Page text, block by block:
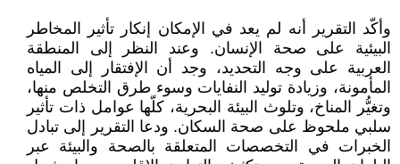
وأكّد التقرير أنه لم يعد في الإمكان إنكار تأثير المخاطر
البيئية على صحة الإنسان. وعند النظر إلى المنطقة
العربية على وجه التحديد، وجد أن الإفتقار إلى المياه
المأمونة، وزيادة توليد النفايات وسوء طرق التخلص منها،
وتغيُّر المناخ، وتلوث البيئة البحرية، كلّها عوامل ذات تأثير
سلبي ملحوظ على صحة السكان. ودعا التقرير إلى تبادل
الخبرات في التخصصات المتعلقة بالصحة والبيئة عبر